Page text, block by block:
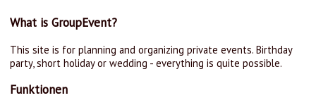
What is GroupEvent?
This site is for planning and organizing private events. Birthday
party, short holiday or wedding - everything is quite possible.
Funktionen